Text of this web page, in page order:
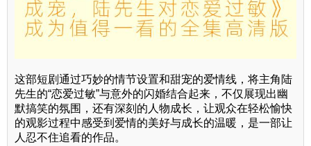
这部短剧通过巧妙的情节设置和甜宠的爱情线，将主角陆
先生的“恋爱过敏”与意外的闪婚结合起来，不仅展现出幽
默搞笑的氛围，还有深刻的人物成长，让观众在轻松愉快
的观影过程中感受到爱情的美好与成长的温暖，是一部让
人忍不住追看的作品。